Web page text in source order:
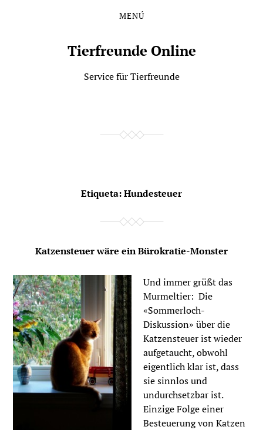
MENÚ
Tierfreunde Online
Service für Tierfreunde
Etiqueta:Hundesteuer
Katzensteuer wäre ein Bürokratie-Monster
Und immer grüßt das
Murmeltier: Die
«Sommerloch-
Diskussion» über die
Katzensteuer ist wieder
aufgetaucht, obwohl
eigentlich klar ist, dass
sie sinnlos und
undurchsetzbar ist.
Einzige Folge einer
Besteuerung von Katzen